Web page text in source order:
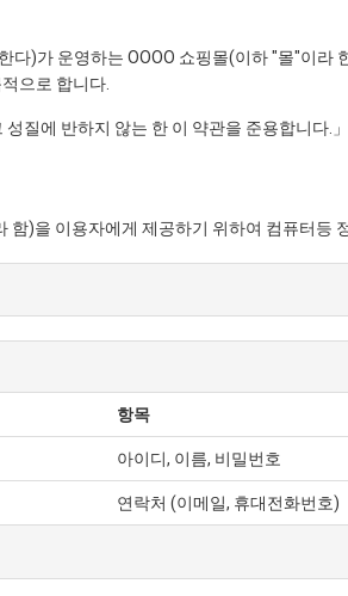
다)가 운영하는 OOOO 쇼핑몰(이하 "몰"이
으로 합니다.
질에 반하지 않는 한 이 약관을 준용합니다.」
함)을 이용자에게 제공하기 위하여 컴퓨터
는 서비스를 받는 회원 및 비회원을 말합니다.
재지 주소(소비자의 불만을 처리할 수 있는
가 쉽게 알 수 있도록 사이버몰의 초기 서비
져 있는 내용 중 청약철회·배송책임·환불조
」, 「약관의 규제에 관한 법률」, 「전자문
항목
아이디, 이름, 비밀번호
연락처 (이메일, 휴대전화번호)